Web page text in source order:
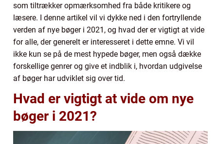
som tiltrækker opmærksomhed fra både kritikere og
læsere. I denne artikel vil vi dykke ned i den fortryllende
verden af nye bøger i 2021, og hvad der er vigtigt at vide
for alle, der generelt er interesseret i dette emne. Vi vil
ikke kun se på de mest hypede bøger, men også dække
forskellige genrer og give et indblik i, hvordan udgivelse
af bøger har udviklet sig over tid.
Hvad er vigtigt at vide om nye
bøger i 2021?